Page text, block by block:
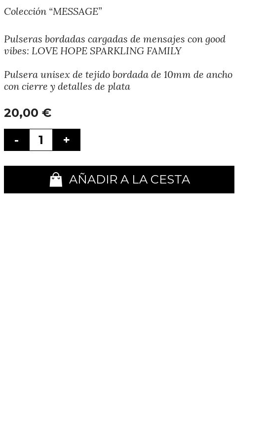
Colección “MESSAGE”
Pulseras bordadas cargadas de mensajes con good
vibes: LOVE HOPE SPARKLING FAMILY
Pulsera unisex de tejido bordada de 10mm de ancho
con cierre y detalles de plata
20,00 €
-
+
AÑADIR A LA CESTA